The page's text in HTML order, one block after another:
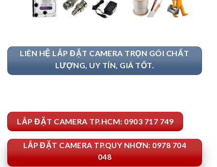
LIÊN HỆ LẮP ĐẶT CAMERA TRỌN GÓI CHẤT
LƯỢNG, UY TÍN, GIÁ TỐT.
LẮP ĐẶT CAMERA TP.HCM: 0903 717 749
LẮP ĐẶT CAMERA TP.QUY NHƠN: 0978 704
048